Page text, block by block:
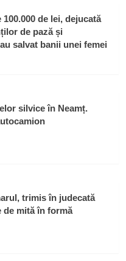
de lei, dejucată
de pază și
salvat banii unei femei
silvice în Neamț.
trimis în judecată
de mită în formă